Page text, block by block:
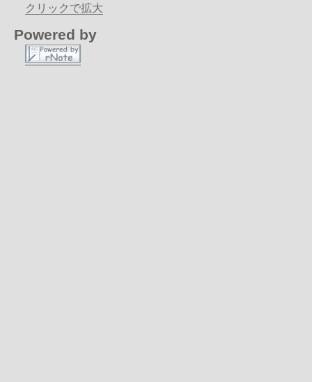
クリックで拡大
Powered by